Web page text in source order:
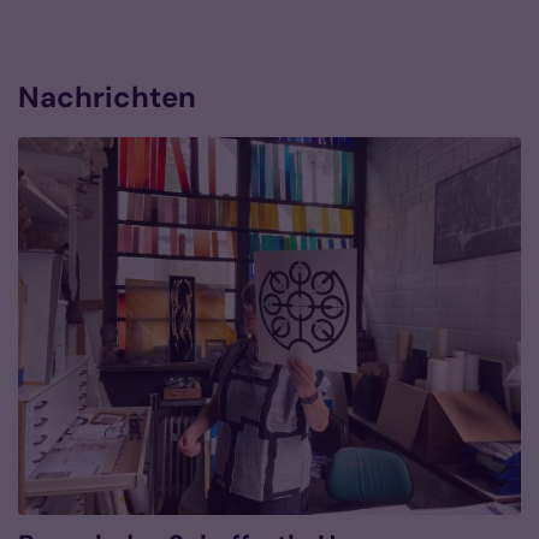
Nachrichten